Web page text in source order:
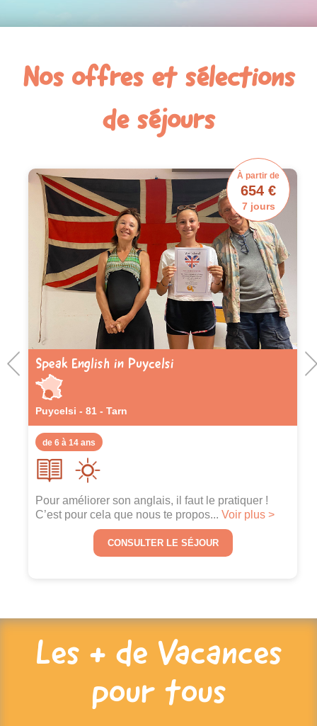
Nos offres et sélections
de séjours
Speak English in Puycelsi
Puycelsi - 81 - Tarn
de 6 à 14 ans
À partir de
654 €
7 jours
Pour améliorer son anglais, il faut le pratiquer !
C’est pour cela que nous te propos... Voir plus >
CONSULTER LE SÉJOUR
Les + de Vacances
pour tous